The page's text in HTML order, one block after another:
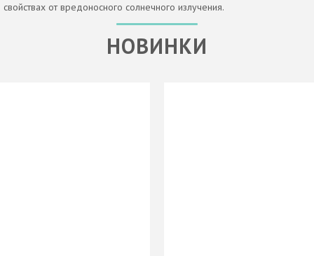
свойствах от вредоносного солнечного излучения.
НОВИНКИ